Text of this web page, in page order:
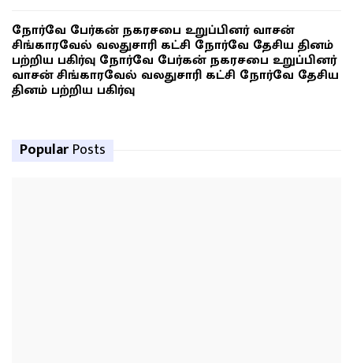
நோர்வே பேர்கன் நகரசபை உறுப்பினர் வாசன்
சிங்காரவேல் வலதுசாரி கட்சி நோர்வே தேசிய தினம்
பற்றிய பகிர்வு நோர்வே பேர்கன் நகரசபை உறுப்பினர்
வாசன் சிங்காரவேல் வலதுசாரி கட்சி நோர்வே தேசிய
தினம் பற்றிய பகிர்வு
Popular Posts